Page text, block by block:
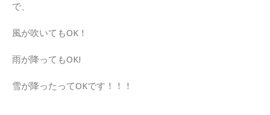
で、
風が吹いてもOK！
雨が降ってもOK!
雪が降ったってOKです！！！